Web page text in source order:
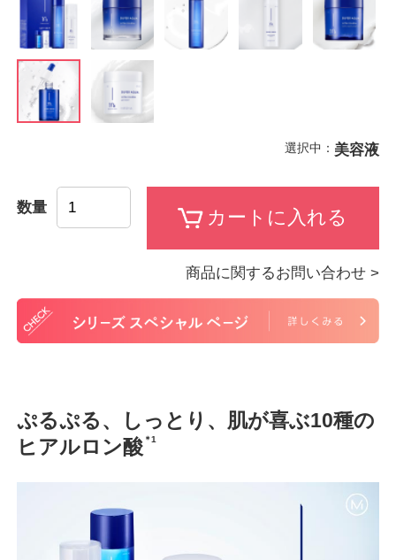
選択中： 美容液
数量
商品に関するお問い合わせ >
ぷるぷる、しっとり、肌が喜ぶ10種の
ヒアルロン酸 ＊1